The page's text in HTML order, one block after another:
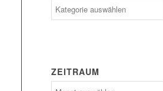
ZEITRAUM